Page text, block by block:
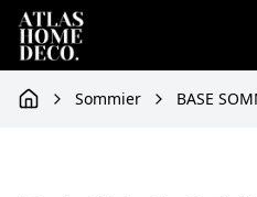
Sommier BASE